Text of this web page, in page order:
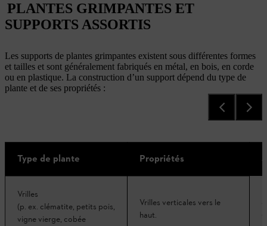
PLANTES GRIMPANTES ET
SUPPORTS ASSORTIS
Les supports de plantes grimpantes existent sous différentes formes
et tailles et sont généralement fabriqués en métal, en bois, en corde
ou en plastique. La construction d’un support dépend du type de
plante et de ses propriétés :
Type de plante Propriétés
Vrilles
(p. ex. clématite, petits pois,
vigne vierge, cobée
Vrilles verticales vers le
haut.